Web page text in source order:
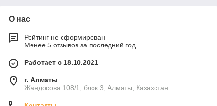
О нас
Рейтинг не сформирован
Менее 5 отзывов за последний год
Работает с 18.10.2021
г. Алматы
Жандосова 108/1, блок 3, Алматы, Казахстан